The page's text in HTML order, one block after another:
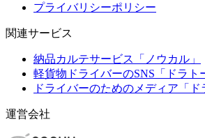
プライバリシーポリシー
関連サービス
納品カルテサービス「ノウカル」
軽貨物ドライバーのSNS「ドラト
ドライバーのためのメディア「ド
運営会社